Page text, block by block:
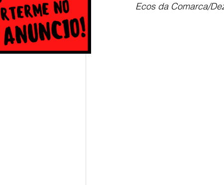
Ecos da Comarca/